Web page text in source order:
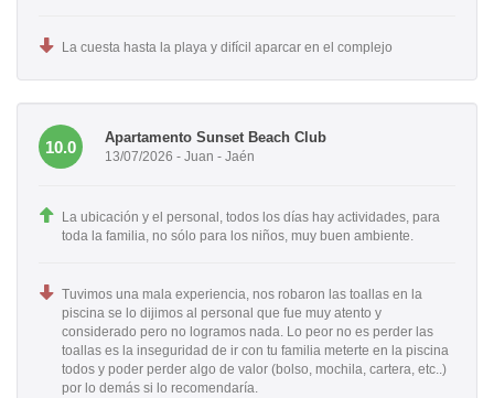
La cuesta hasta la playa y difícil aparcar en el complejo
10.0
Apartamento Sunset Beach Club
13/07/2026 - Juan - Jaén
La ubicación y el personal, todos los días hay actividades, para
toda la familia, no sólo para los niños, muy buen ambiente.
Tuvimos una mala experiencia, nos robaron las toallas en la
piscina se lo dijimos al personal que fue muy atento y
considerado pero no logramos nada. Lo peor no es perder las
toallas es la inseguridad de ir con tu familia meterte en la piscina
todos y poder perder algo de valor (bolso, mochila, cartera, etc..)
por lo demás si lo recomendaría.